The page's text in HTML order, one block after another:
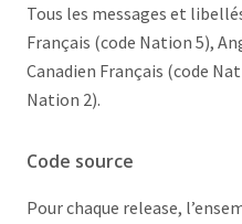
Tous les messages et
Français (code Nation 5),
Canadien Français (code
Nation 2).
Code source
Pour chaque release,